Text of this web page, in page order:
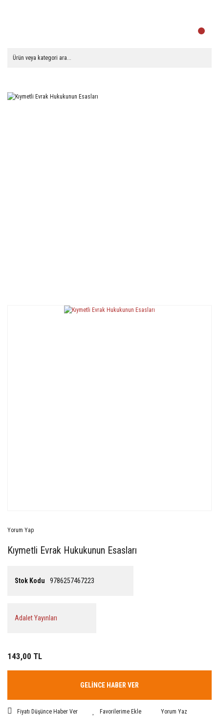
Yorum Yap
Kıymetli Evrak Hukukunun Esasları
Stok Kodu 9786257467223
Adalet Yayınları
143,00 TL
GELİNCE HABER VER
Fiyatı Düşünce Haber Ver Yorum Yaz